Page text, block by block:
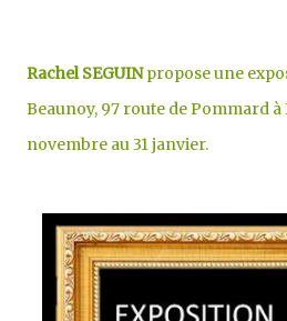
Rachel SEGUINpropose une
Beaunoy, 97 route de Pommard à
novembre au 31 janvier.